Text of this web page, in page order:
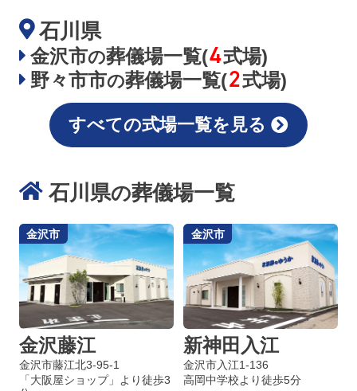
石川県
金沢市の葬儀場一覧(4式場)
野々市市の葬儀場一覧(2式場)
すべての式場一覧を見る
石川県の葬儀場一覧
金沢市
金沢藤江
金沢市藤江北3-95-1
「大阪屋ショップ」より徒歩3
金沢市
新神田入江
金沢市入江1-136
高岡中学校より徒歩5分